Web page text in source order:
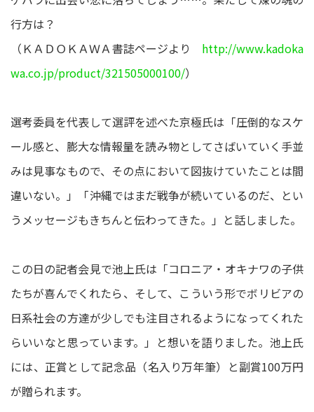
行方は？
（ＫＡＤＯＫＡＷＡ書誌ページより http://www.kadoka
wa.co.jp/product/321505000100/）
選考委員を代表して選評を述べた京極氏は「圧倒的なスケ
ール感と、膨大な情報量を読み物としてさばいていく手並
みは見事なもので、その点において図抜けていたことは間
違いない。」「沖縄ではまだ戦争が続いているのだ、とい
うメッセージもきちんと伝わってきた。」と話しました。
この日の記者会見で池上氏は「コロニア・オキナワの子供
たちが喜んでくれたら、そして、こういう形でボリビアの
日系社会の方達が少しでも注目されるようになってくれた
らいいなと思っています。」と想いを語りました。池上氏
には、正賞として記念品（名入り万年筆）と副賞100万円
が贈られます。